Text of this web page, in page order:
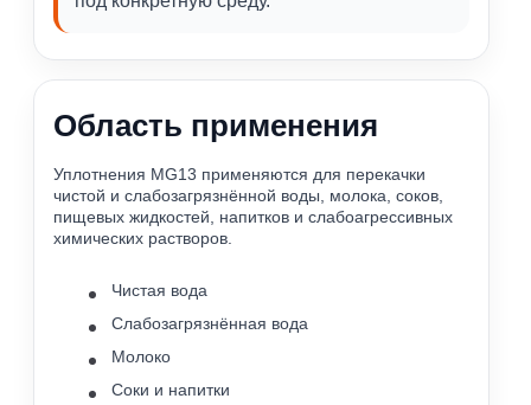
Область применения
Уплотнения MG13 применяются для перекачки
чистой и слабозагрязнённой воды, молока, соков,
пищевых жидкостей, напитков и слабоагрессивных
химических растворов.
Чистая вода
Слабозагрязнённая вода
Молоко
Соки и напитки